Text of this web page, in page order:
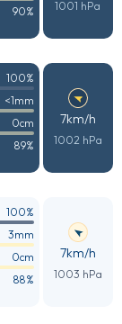
90% 1001 hPa
100%
<1mm
0cm
89%
7km/h
1002 hPa
100%
3mm
0cm
88%
7km/h
1003 hPa